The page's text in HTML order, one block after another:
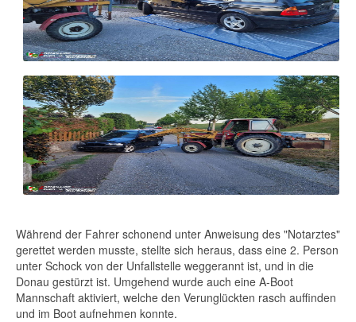
Während der Fahrer schonend unter Anweisung des "Notarztes"
gerettet werden musste, stellte sich heraus, dass eine 2. Person
unter Schock von der Unfallstelle weggerannt ist, und in die
Donau gestürzt ist. Umgehend wurde auch eine A-Boot
Mannschaft aktiviert, welche den Verunglückten rasch auffinden
und im Boot aufnehmen konnte.